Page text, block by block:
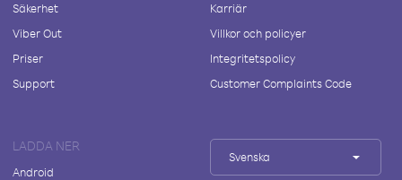
Säkerhet
Viber Out
Priser
Support
Karriär
Villkor och policyer
Integritetspolicy
Customer Complaints Code
LADDA NER
Android
Svenska